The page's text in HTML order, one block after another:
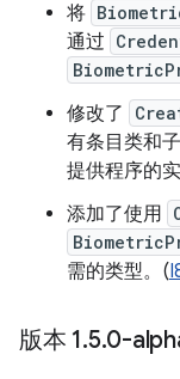
将
通过
修改了
有条目类和
提供程序的
添加了使用
需的类型。(
版本 1.5.0-